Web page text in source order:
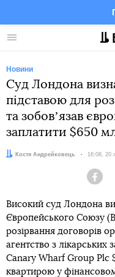
Меню
Новини
Суд Лондона
підставою для
та зобовʼязав
заплатити $650
Автор:Костя Андрейковець Дата:
16:08, 20
Високий суд Лондона
Європейського Союзу
розірвання договорів
агентство з лікарських
Canary Wharf Group Plc
квартирою у